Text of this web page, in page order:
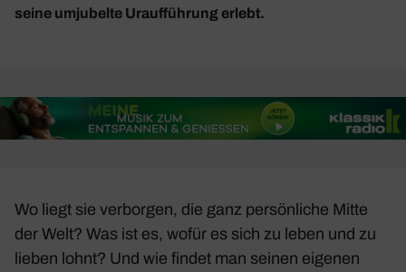
seine umjubelte Uraufführung erlebt.
Wo liegt sie verborgen, die ganz persön­liche Mitte
der Welt? Was ist es, wofür es sich zu leben und zu
lieben lohnt? Und wie findet man seinen eigenen